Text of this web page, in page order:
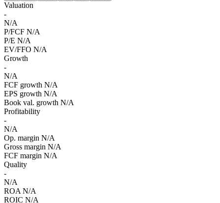
Valuation
-
N/A
P/FCF N/A
P/E N/A
EV/FFO N/A
Growth
-
N/A
FCF growth N/A
EPS growth N/A
Book val. growth N/A
Profitability
-
N/A
Op. margin N/A
Gross margin N/A
FCF margin N/A
Quality
-
N/A
ROA N/A
ROIC N/A